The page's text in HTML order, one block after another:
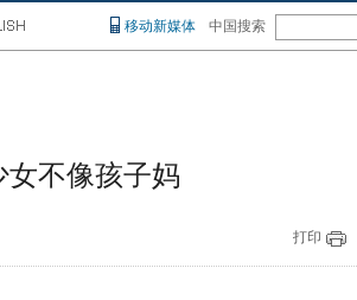
移动新媒体 中国搜索
女不像孩子妈
打印